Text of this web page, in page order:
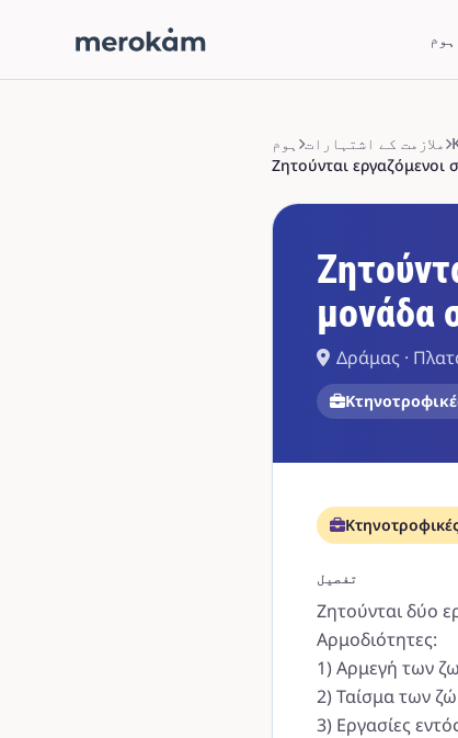
ہوم
ہوم ملازمت کے اشتہارات
Ζητούνται
μονάδα
Δράμας ·
تفصیل
Ζητούνται δύο
Αρμοδιότητες:
1) Αρμεγή των
2) Ταίσμα των
3) Εργασίες